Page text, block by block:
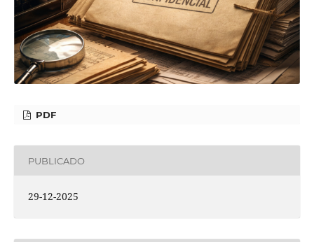
PDF
PUBLICADO
29-12-2025